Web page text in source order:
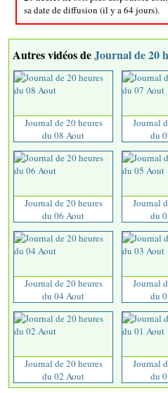
sa date de diffusion (il y a 64 jours).
Autres vidéos deJournal de 20
Journal de 20 heures
du 08 Aout
Journal
du
Journal de 20 heures
du 06 Aout
Journal
du
Journal de 20 heures
du 04 Aout
Journal
du
Journal de 20 heures
du 02 Aout
Journal
du